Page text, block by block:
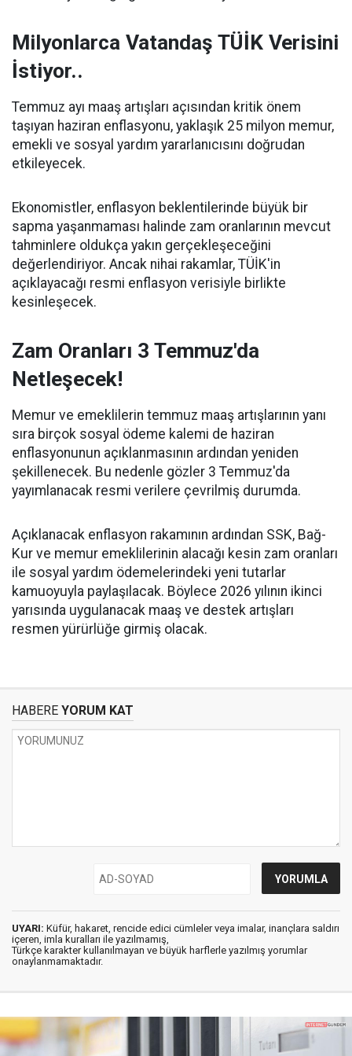
Milyonlarca Vatandaş TÜİK Verisini
İstiyor..
Temmuz ayı maaş artışları açısından kritik önem
taşıyan haziran enflasyonu, yaklaşık 25 milyon memur,
emekli ve sosyal yardım yararlanıcısını doğrudan
etkileyecek.
Ekonomistler, enflasyon beklentilerinde büyük bir
sapma yaşanmaması halinde zam oranlarının mevcut
tahminlere oldukça yakın gerçekleşeceğini
değerlendiriyor. Ancak nihai rakamlar, TÜİK'in
açıklayacağı resmi enflasyon verisiyle birlikte
kesinleşecek.
Zam Oranları 3 Temmuz'da
Netleşecek!
Memur ve emeklilerin temmuz maaş artışlarının yanı
sıra birçok sosyal ödeme kalemi de haziran
enflasyonunun açıklanmasının ardından yeniden
şekillenecek. Bu nedenle gözler 3 Temmuz'da
yayımlanacak resmi verilere çevrilmiş durumda.
Açıklanacak enflasyon rakamının ardından SSK, Bağ-
Kur ve memur emeklilerinin alacağı kesin zam oranları
ile sosyal yardım ödemelerindeki yeni tutarlar
kamuoyuyla paylaşılacak. Böylece 2026 yılının ikinci
yarısında uygulanacak maaş ve destek artışları
resmen yürürlüğe girmiş olacak.
HABERE YORUM KAT
UYARI: Küfür, hakaret, rencide edici cümleler veya imalar, inançlara saldırı
içeren, imla kuralları ile yazılmamış,
Türkçe karakter kullanılmayan ve büyük harflerle yazılmış yorumlar
onaylanmamaktadır.